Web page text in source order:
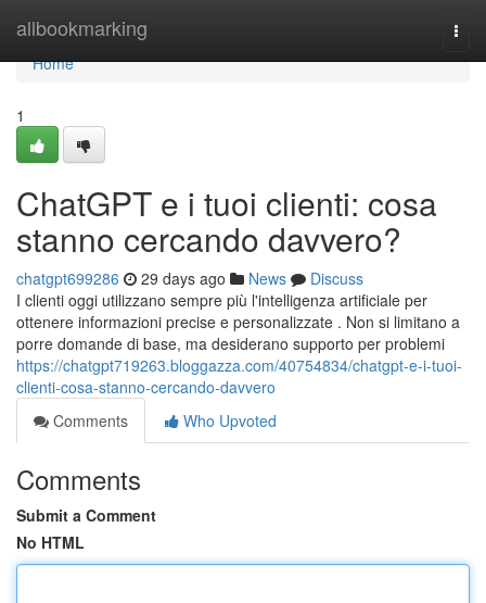
allbookmarking
Home
Home
1
ChatGPT e i tuoi clienti: cosa
stanno cercando davvero?
chatgpt699286 29 days ago News
Discuss
I clienti oggi utilizzano sempre più l'intelligenza artificiale per
ottenere informazioni precise e personalizzate . Non si limitano a
porre domande di base, ma desiderano supporto per problemi
https://chatgpt719263.bloggazza.com/40754834/chatgpt-e-i-tuoi-
clienti-cosa-stanno-cercando-davvero
Comments
Who Upvoted
Comments
Submit a Comment
No HTML